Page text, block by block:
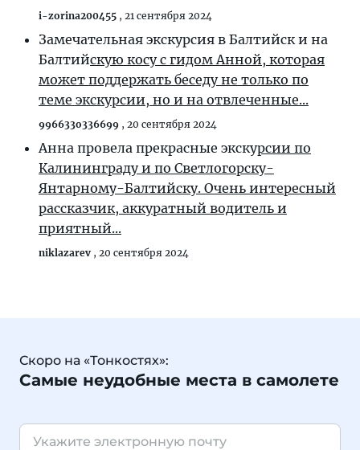
i-zorina200455 , 21 сентября 2024
Замечательная экскурсия в Балтийск и на
Балтийскую косу с гидом Анной, которая
может поддержать беседу не только по
теме экскурсии, но и на отвлеченные...
996633o336699 , 20 сентября 2024
Анна провела прекрасные экскурсии по
Калининграду и по Светлогорску-
Янтарному-Балтийску. Очень интересный
рассказчик, аккуратный водитель и
приятный...
niklazarev , 20 сентября 2024
Скоро на «Тонкостях»:
Самые неудобные места в самолете